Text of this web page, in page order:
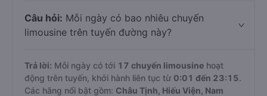
Câu hỏi: Mỗi ngày có bao nhiêu chuyến
limousine trên tuyến đường này?
Trả lời: Mỗi ngày có tới 17 chuyến limousine hoạt
động trên tuyến, khởi hành liên tục từ 0:01 đến 23:15.
Các hãng nổi bật gồm: Châu Tịnh, Hiếu Viện, Nam